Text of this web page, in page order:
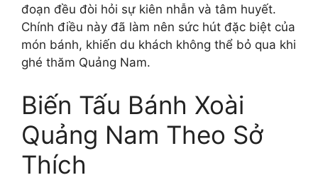
đoạn đều đòi hỏi sự kiên nhẫn và tâm huyết.
Chính điều này đã làm nên sức hút đặc biệt của
món bánh, khiến du khách không thể bỏ qua khi
ghé thăm Quảng Nam.
Biến Tấu Bánh Xoài
Quảng Nam Theo Sở
Thích